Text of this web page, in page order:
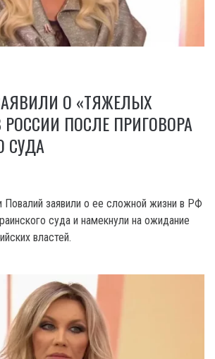
О «ТЯЖЕЛЫХ
РОССИИ ПОСЛЕ ПРИГОВОРА
СУДА
Повалий заявили о ее сложной жизни в РФ
суда и намекнули на ожидание
властей.